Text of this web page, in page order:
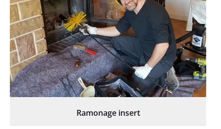
Ramonage insert